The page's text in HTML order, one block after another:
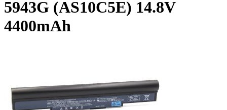
5943G (AS10C5E) 14.8V
4400mAh